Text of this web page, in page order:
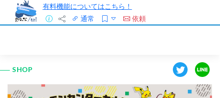
有料機能についてはこちら！
通常
依頼